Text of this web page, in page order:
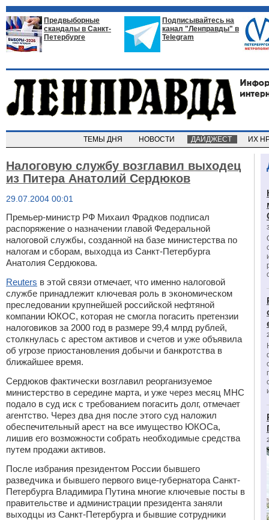
Предвыборные
скандалы в Санкт-
Петербурге
Подписывайтесь на
канал "Ленправды" в
Telegram
ТЕМЫ ДНЯ НОВОСТИ ДАЙДЖЕСТ ИХ
Налоговую службу возглавил выходец
из Питера Анатолий Сердюков
29.07.2004 00:01
Премьер-министр РФ Михаил Фрадков подписал
распоряжение о назначении главой Федеральной
налоговой службы, созданной на базе министерства по
налогам и сборам, выходца из Санкт-Петербурга
Анатолия Сердюкова.
Reuters в этой связи отмечает, что именно налоговой
службе принадлежит ключевая роль в экономическом
преследовании крупнейшей российской нефтяной
компании ЮКОС, которая не смогла погасить претензии
налоговиков за 2000 год в размере 99,4 млрд рублей,
столкнулась с арестом активов и счетов и уже объявила
об угрозе приостановления добычи и банкротства в
ближайшее время.
Сердюков фактически возглавил реорганизуемое
министерство в середине марта, и уже через месяц МНС
подало в суд иск с требованием погасить долг, отмечает
агентство. Через два дня после этого суд наложил
обеспечительный арест на все имущество ЮКОСа,
лишив его возможности собрать необходимые средства
путем продажи активов.
После избрания президентом России бывшего
разведчика и бывшего первого вице-губернатора Санкт-
Петербурга Владимира Путина многие ключевые посты в
правительстве и администрации президента заняли
выходцы из Санкт-Петербурга и бывшие сотрудники